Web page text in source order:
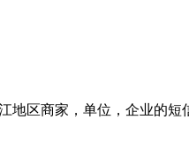
地区商家，单位，企业的